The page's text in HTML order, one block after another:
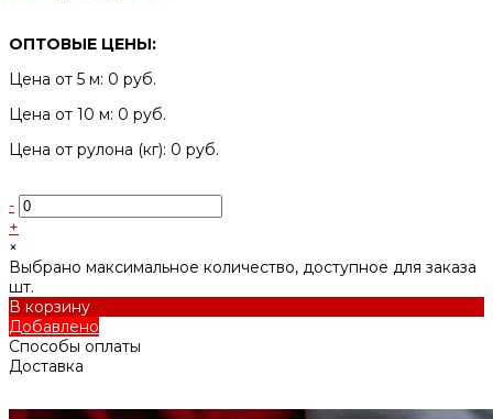
ОПТОВЫЕ ЦЕНЫ:
Цена от 5 м: 0 руб.
Цена от 10 м: 0 руб.
Цена от рулона (кг): 0 руб.
-
+
×
Выбрано максимальное количество, доступное для заказа
шт.
В корзину
Добавлено
Способы оплаты
Доставка